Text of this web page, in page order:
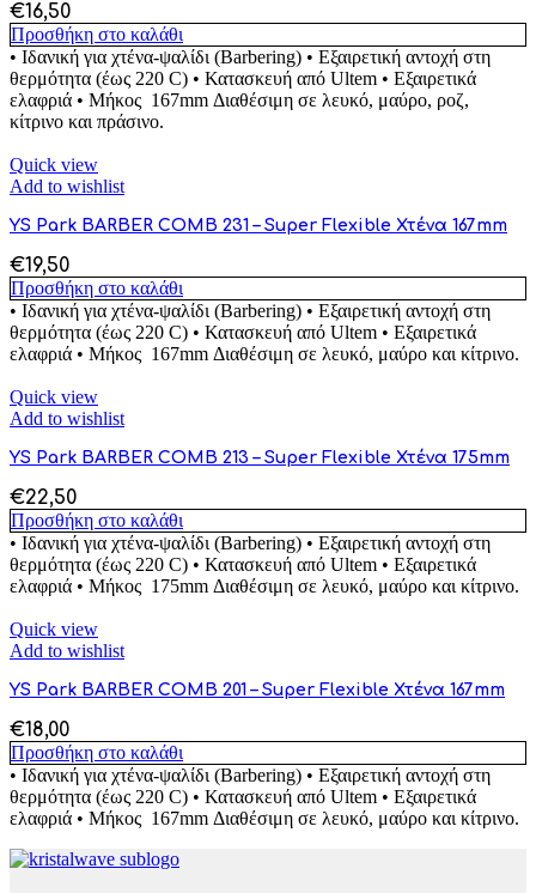
€16,50
Προσθήκη στο καλάθι
• Ιδανική για χτένα-ψαλίδι (Barbering) • Εξαιρετική αντοχή στη
θερμότητα (έως 220 C) • Κατασκευή από Ultem • Εξαιρετικά
ελαφριά • Μήκος 167mm Διαθέσιμη σε λευκό, μαύρο, ροζ,
κίτρινο και πράσινο.
Quick view
Add to wishlist
YS Park BARBER COMB 231 – Super Flexible Χτένα 167mm
€19,50
Προσθήκη στο καλάθι
• Ιδανική για χτένα-ψαλίδι (Barbering) • Εξαιρετική αντοχή στη
θερμότητα (έως 220 C) • Κατασκευή από Ultem • Εξαιρετικά
ελαφριά • Μήκος 167mm Διαθέσιμη σε λευκό, μαύρο και κίτρινο.
Quick view
Add to wishlist
YS Park BARBER COMB 213 – Super Flexible Χτένα 175mm
€22,50
Προσθήκη στο καλάθι
• Ιδανική για χτένα-ψαλίδι (Barbering) • Εξαιρετική αντοχή στη
θερμότητα (έως 220 C) • Κατασκευή από Ultem • Εξαιρετικά
ελαφριά • Μήκος 175mm Διαθέσιμη σε λευκό, μαύρο και κίτρινο.
Quick view
Add to wishlist
YS Park BARBER COMB 201 – Super Flexible Χτένα 167mm
€18,00
Προσθήκη στο καλάθι
• Ιδανική για χτένα-ψαλίδι (Barbering) • Εξαιρετική αντοχή στη
θερμότητα (έως 220 C) • Κατασκευή από Ultem • Εξαιρετικά
ελαφριά • Μήκος 167mm Διαθέσιμη σε λευκό, μαύρο και κίτρινο.